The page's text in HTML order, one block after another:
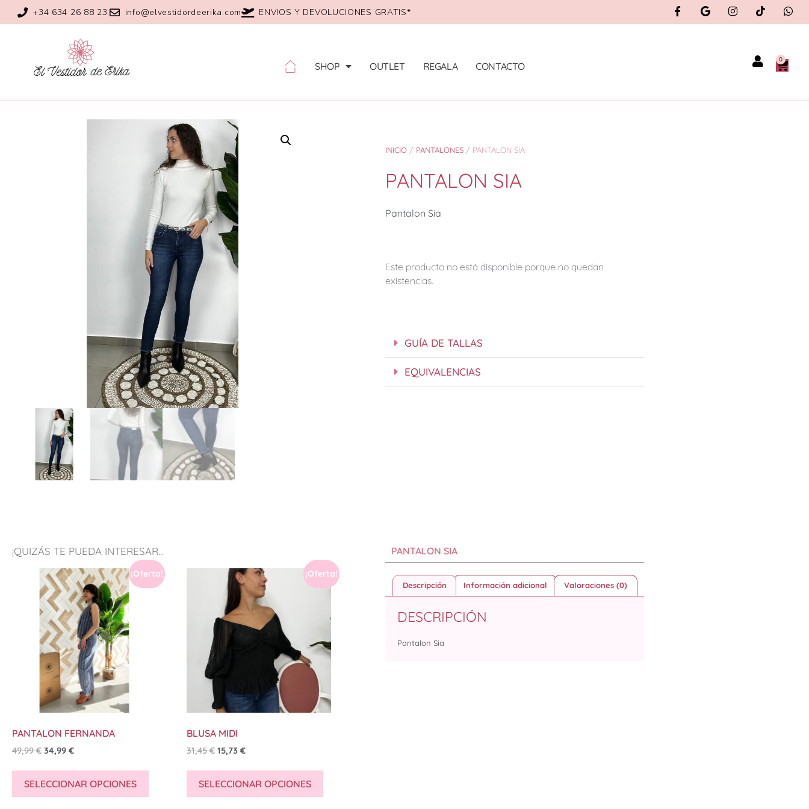
+34 634 26 88 23 info@elvestidordeerika.com ENVIOS Y DEVOLUCIONES GRATIS*
SHOP OUTLET REGALA CONTACTO
0
INICIO / PANTALONES / PANTALON SIA
PANTALON SIA
Pantalon Sia
Este producto no está disponible porque no quedan
existencias.
GUÍA DE TALLAS
EQUIVALENCIAS
¡QUIZÁS TE PUEDA INTERESAR...
¡Oferta!
PANTALON FERNANDA
49,99€ 34,99 €
SELECCIONAR OPCIONES
¡Oferta!
BLUSA MIDI
31,45€ 15,73 €
SELECCIONAR OPCIONES
PANTALON SIA
Descripción Información adicional Valoraciones (0)
DESCRIPCIÓN
Pantalon Sia